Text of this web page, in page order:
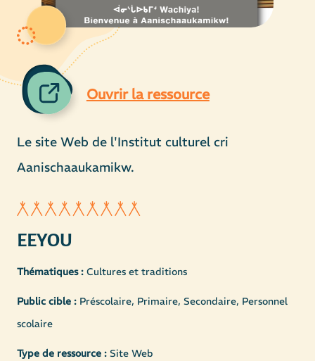
Ouvrir la ressource
Le site Web de l'Institut culturel cri
Aanischaaukamikw.
EEYOU
Thématiques : Cultures et traditions
Public cible : Préscolaire, Primaire, Secondaire, Personnel
scolaire
Type de ressource : Site Web